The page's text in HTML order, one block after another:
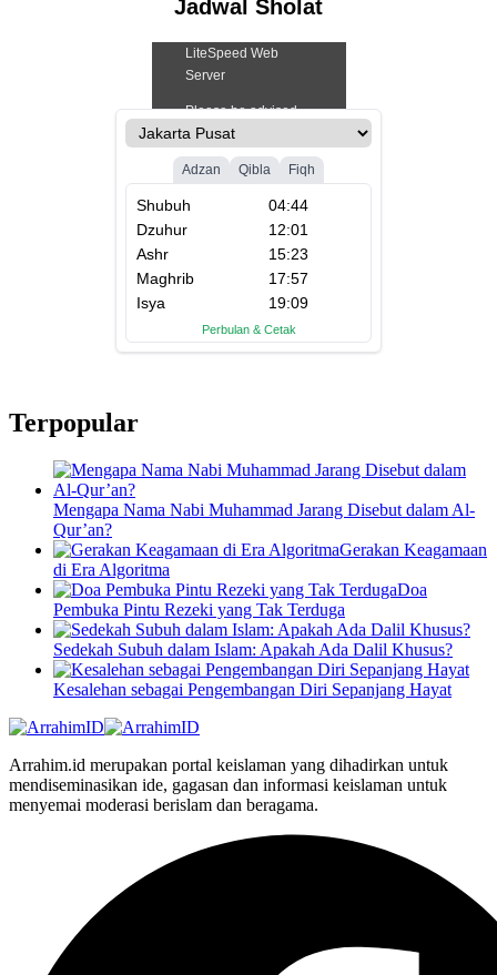
Jadwal Sholat
Terpopular
Mengapa Nama Nabi Muhammad Jarang Disebut dalam Al-
Qur’an?
Gerakan Keagamaan
di Era Algoritma
Doa
Pembuka Pintu Rezeki yang Tak Terduga
Sedekah Subuh dalam Islam: Apakah Ada Dalil Khusus?
Kesalehan sebagai Pengembangan Diri Sepanjang Hayat
Arrahim.id merupakan portal keislaman yang dihadirkan untuk
mendiseminasikan ide, gagasan dan informasi keislaman untuk
menyemai moderasi berislam dan beragama.